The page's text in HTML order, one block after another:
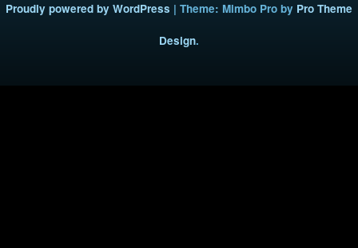
Proudly powered by WordPress | Theme: Mimbo Pro by Pro Theme
Design.